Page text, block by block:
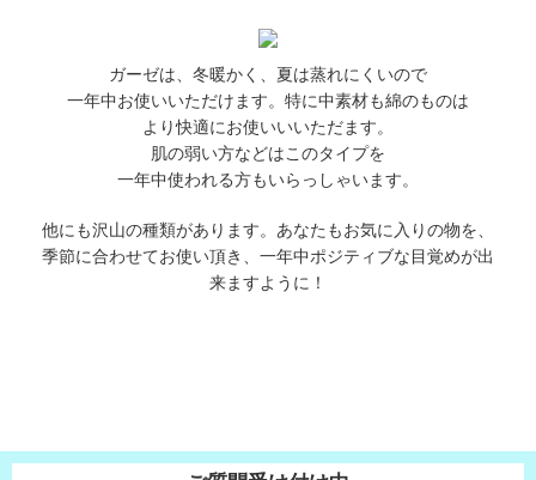
ガーゼは、冬暖かく、夏は蒸れにくいので
一年中お使いいただけます。特に中素材も綿のものは
より快適にお使いいいただます。
肌の弱い方などはこのタイプを
一年中使われる方もいらっしゃいます。
他にも沢山の種類があります。あなたもお気に入りの物を、
季節に合わせてお使い頂き、一年中ポジティブな目覚めが出
来ますように！